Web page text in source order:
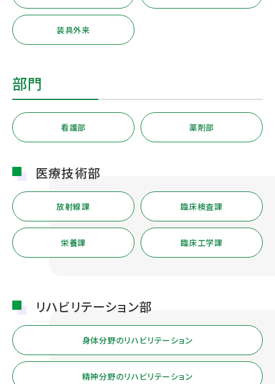
装具外来
部門
看護部 薬剤部
医療技術部
放射線課 臨床検査課
栄養課 臨床工学課
リハビリテーション部
身体分野のリハビリテーション
精神分野のリハビリテーション